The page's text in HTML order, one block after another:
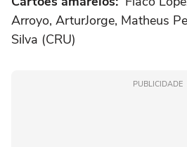
Arroyo, ArturJorge, Matheus
Silva (CRU)
PUBLICIDADE